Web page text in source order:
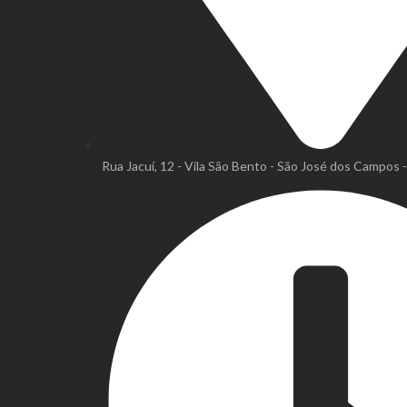
Rua Jacuí, 12 - Vila São Bento - São José dos Campos